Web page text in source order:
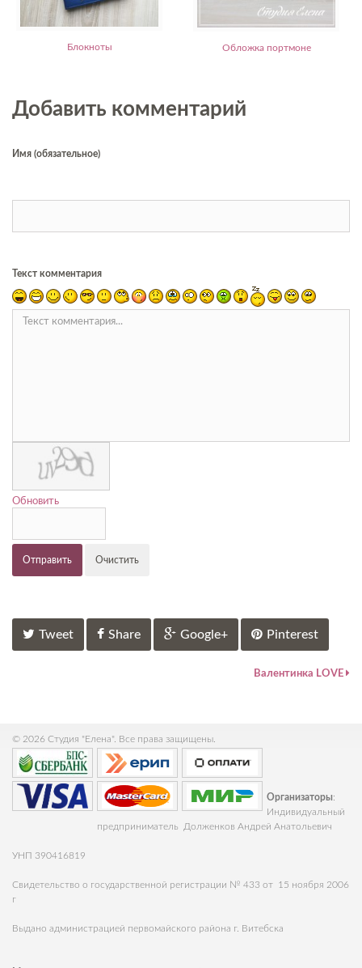
Блокноты Обложка портмоне
Добавить комментарий
Имя (обязательное)
Текст комментария
Обновить
Отправить Очистить
Tweet Share Google+ Pinterest
Валентинка LOVE
© 2026 Студия "Елена". Все права защищены.
Организаторы:
Индивидуальный
предприниматель Долженков Андрей Анатольевич
УНП 390416819
Свидетельство о государственной регистрации № 433 от 15 ноября 2006
г
Выдано администрацией первомайского района г. Витебска